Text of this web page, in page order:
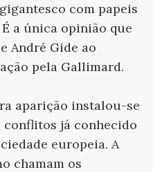
com papeis
a única opinião que
André Gide ao
pela Gallimard.
aparição instalou-se
conflitos já conhecido
europeia. A
chamam os